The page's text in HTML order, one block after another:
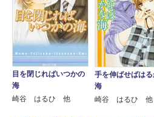
目を閉じればいつかの
海
崎谷 はるひ 他
手を伸ばせばは
海
崎谷 はるひ 他